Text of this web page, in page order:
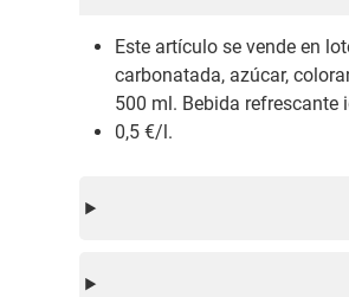
Este artículo se vende en
carbonatada, azúcar,
500 ml. Bebida refrescante
0,5 €/l.